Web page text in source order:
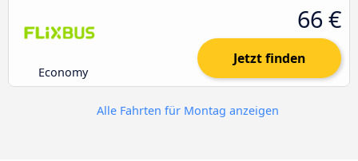
Economy
66 €
Jetzt finden
Alle Fahrten für Montag anzeigen